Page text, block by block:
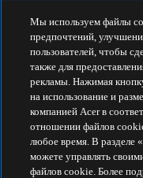
Для прессы
Награды
Мероприятия
Принципы устойчивого
Принципы устойчивого
Корпоративная
Углеродный след
Project Humanity
Earthion
Мы используем файлы
предпочтений,
пользователей, чтобы
также для
рекламы. Нажимая
на использование и
компанией Acer в
отношении файлов
любое время. В разделе
можете управлять
файлов cookie. Более